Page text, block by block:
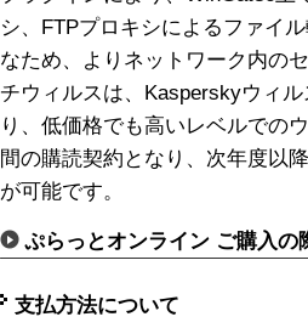
シ、FTPプロキシによるファイ
なため、よりネットワーク内の
チウィルスは、Kasperskyウィ
り、低価格でも高いレベルでの
間の購読契約となり、次年度以
が可能です。
ぷらっとオンライン ご購入の
支払方法について